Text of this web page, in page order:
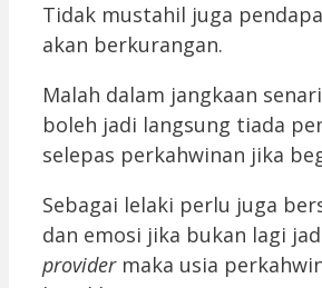
Tidak mustahil juga
akan berkurangan.
Malah dalam jangkaan
boleh jadi langsung tiada
selepas perkahwinan jika
Sebagai lelaki perlu juga
dan emosi jika bukan lagi
providermaka usia